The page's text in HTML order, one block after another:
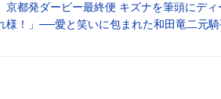
京都発ダービー最終便 キズナを筆頭にデ
様！」──愛と笑いに包まれた和田竜二元